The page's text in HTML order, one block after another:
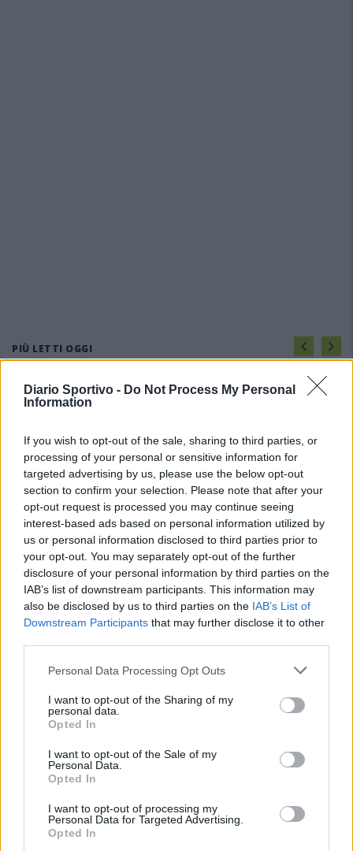
Diario Sportivo - Do Not Process My Personal
Information
If you wish to opt-out of the sale, sharing to third parties, or
processing of your personal or sensitive information for
targeted advertising by us, please use the below opt-out
section to confirm your selection. Please note that after your
opt-out request is processed you may continue seeing
interest-based ads based on personal information utilized by
us or personal information disclosed to third parties prior to
your opt-out. You may separately opt-out of the further
disclosure of your personal information by third parties on the
IAB’s list of downstream participants. This information may
also be disclosed by us to third parties on the IAB’s List of
Downstream Participants that may further disclose it to other
Personal Data Processing Opt Outs
I want to opt-out of the Sharing of my
personal data.
Opted In
I want to opt-out of the Sale of my
Personal Data.
Opted In
I want to opt-out of processing my
Personal Data for Targeted Advertising.
Opted In
PIÙ LETTI OGGI
L'Ilva si completa con Markic, Contucci,
Il Monastir riparte dai pilastri Masia, Pinna e
Aloia, il primo acquisto è Loru
7 Ago 2026
Gran colpo dell'Ossese, per la difesa c'è l'ex
Torres Riccardo Idda
7 Ago 2026
Il Monastir 1983 si trasforma da Associazione
Scampata la squalifica si riapre il mercato di
Giuseppe Atzori, il La Palma torna sul